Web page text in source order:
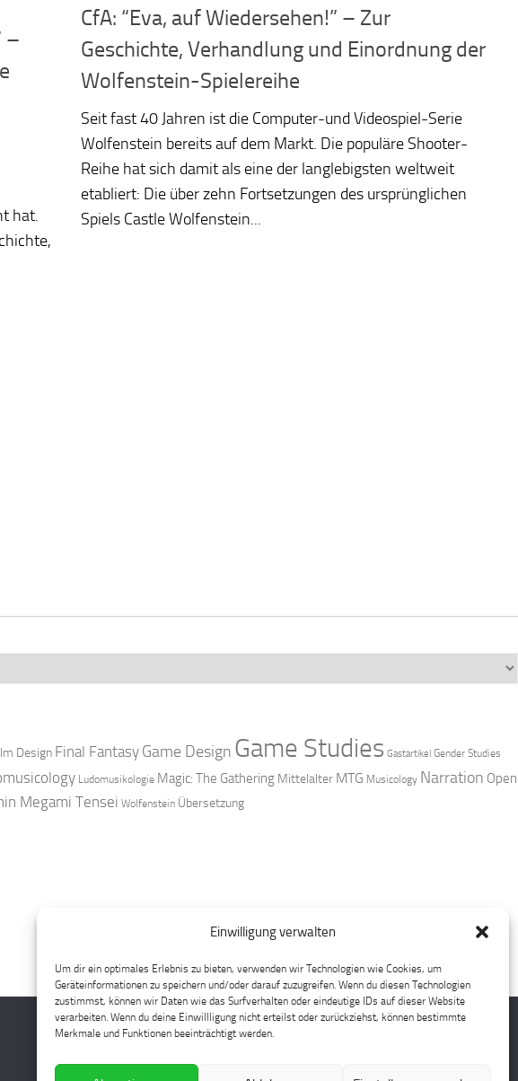
Einwilligung verwalten
Um dir ein optimales Erlebnis zu bieten, verwenden wir Technologien wie Cookies, um
Geräteinformationen zu speichern und/oder darauf zuzugreifen. Wenn du diesen Technologien
zustimmst, können wir Daten wie das Surfverhalten oder eindeutige IDs auf dieser Website
verarbeiten. Wenn du deine Einwillligung nicht erteilst oder zurückziehst, können bestimmte
Merkmale und Funktionen beeinträchtigt werden.
–
hat.
CfA: “Eva, auf Wiedersehen!” – Zur
Geschichte, Verhandlung und Einordnung der
Wolfenstein-Spielereihe
Seit fast 40 Jahren ist die Computer-und Videospiel-Serie
Wolfenstein bereits auf dem Markt. Die populäre Shooter-
Reihe hat sich damit als eine der langlebigsten weltweit
etabliert: Die über zehn Fortsetzungen des ursprünglichen
Spiels Castle Wolfenstein...
Design Final Fantasy Game Design Game Studies Gastartikel Gender Studies
Ludomusikologie Magic: The Gathering Mittelalter MTG Musicology Narration Open
Megami Tensei Wolfenstein Übersetzung